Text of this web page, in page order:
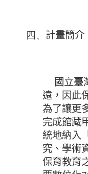
四、 計畫簡介
國立臺灣
遠，因此
為了讓更
完成館藏
統地納入
究、學術
保育教育